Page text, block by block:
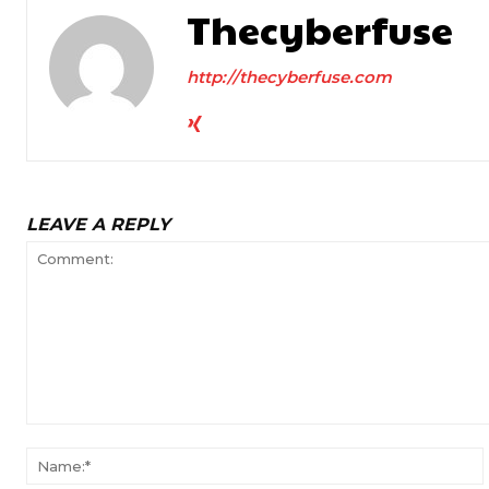
Thecyberfuse
http://thecyberfuse.com
LEAVE A REPLY